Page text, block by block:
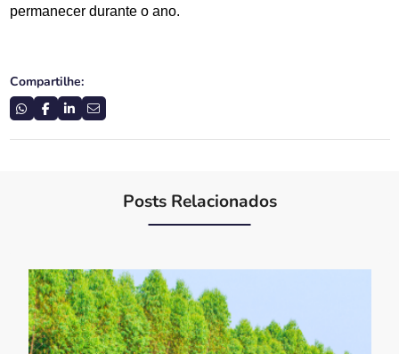
permanecer durante o ano.
Compartilhe:
Posts Relacionados